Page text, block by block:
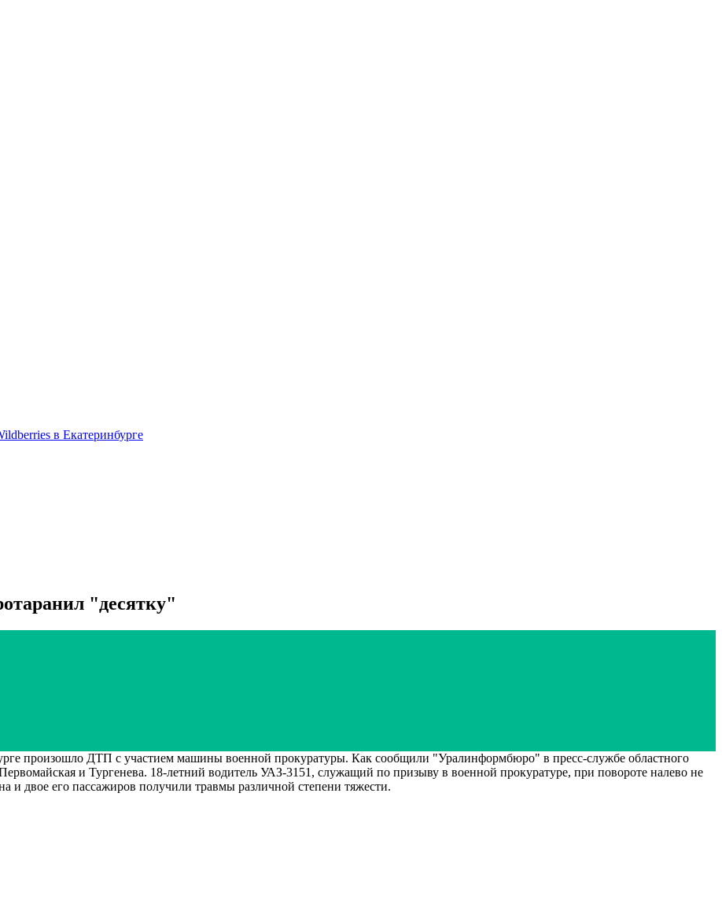
в Екатеринбурге
"десятку"
произошло ДТП с участием машины военной прокуратуры. Как сообщили "Уралинформбюро" в пресс-службе областного
и Тургенева. 18-летний водитель УАЗ-3151, служащий по призыву в военной прокуратуре, при повороте налево не
двое его пассажиров получили травмы различной степени тяжести.